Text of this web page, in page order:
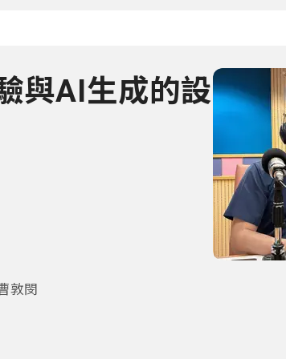
與AI生成的設
敦閔